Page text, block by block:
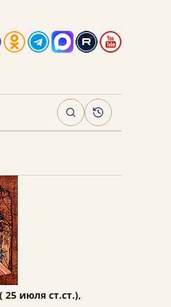
ПоискАрхив
25 июля ст.ст.),